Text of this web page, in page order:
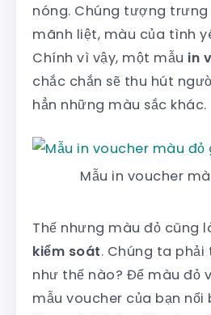
nóng. Chúng tượng trưng
mãnh liệt, màu của tình
Chính vì vậy, một mẫu in
chắc chắn sẽ thu hút
hẳn những màu sắc khác.
Mẫu in voucher
Thế nhưng màu đỏ cũng
kiểm soát. Chúng ta phải
như thế nào? Để màu đỏ
mẫu voucher của bạn